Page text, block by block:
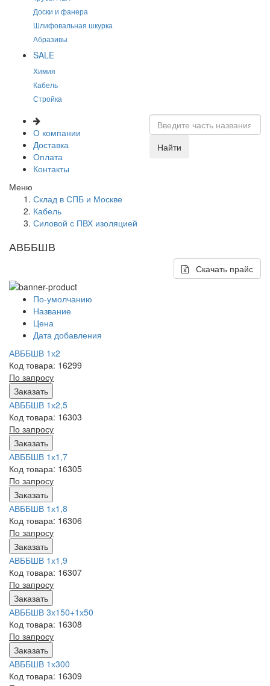
Доски и фанера
Шлифовальная шкурка
Абразивы
SALE
Химия
Кабель
Стройка
О компании
Доставка
Оплата
Контакты
Найти
Меню
Склад в СПБ и Москве
Кабель
Силовой с ПВХ изоляцией
АВББШВ
Скачать прайс
По-умолчанию
Название
Цена
Дата добавления
АВББШВ 1х2
Код товара: 16299
По запросу
Заказать
АВББШВ 1х2,5
Код товара: 16303
По запросу
Заказать
АВББШВ 1х1,7
Код товара: 16305
По запросу
Заказать
АВББШВ 1х1,8
Код товара: 16306
По запросу
Заказать
АВББШВ 1х1,9
Код товара: 16307
По запросу
Заказать
АВББШВ 3х150+1х50
Код товара: 16308
По запросу
Заказать
АВББШВ 1х300
Код товара: 16309